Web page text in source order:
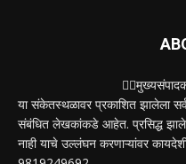
या संकेतस्थळावर प्रकाशित झालेला
संबंधित लेखकांकडे आहेत. प्रसिद्ध
नाही याचे उल्लंघन करणाऱ्यांवर